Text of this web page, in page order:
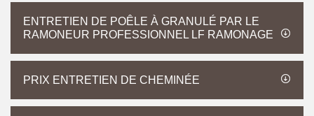
ENTRETIEN DE POÊLE À GRANULÉ PAR LE
RAMONEUR PROFESSIONNEL LF RAMONAGE
PRIX ENTRETIEN DE CHEMINÉE